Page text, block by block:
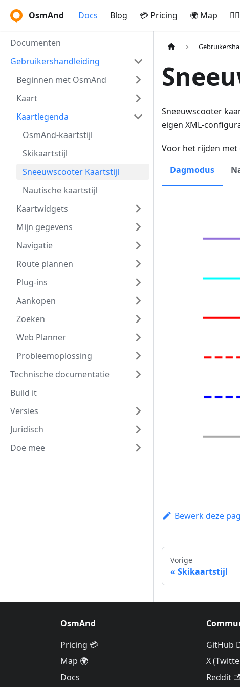
OsmAnd Docs Blog 💳 Pricing 🌍 Map
Documenten
Gebruikershandleiding
Beginnen met OsmAnd
Kaart
Kaartlegenda
OsmAnd-kaartstijl
Skikaartstijl
Sneeuwscooter Kaartstijl
Nautische kaartstijl
Kaartwidgets
Mijn gegevens
Navigatie
Route plannen
Plug-ins
Aankopen
Zoeken
Web Planner
Probleemoplossing
Technische documentatie
Build it
Versies
Juridisch
Doe mee
Sneeuwscooter
eigen XML-
Voor het rijden met
Dagmodus
Bewerk deze
Vorige
Skikaartstijl
OsmAnd
Pricing 💳
Map 🌍
Docs
GitHub
X
Reddit